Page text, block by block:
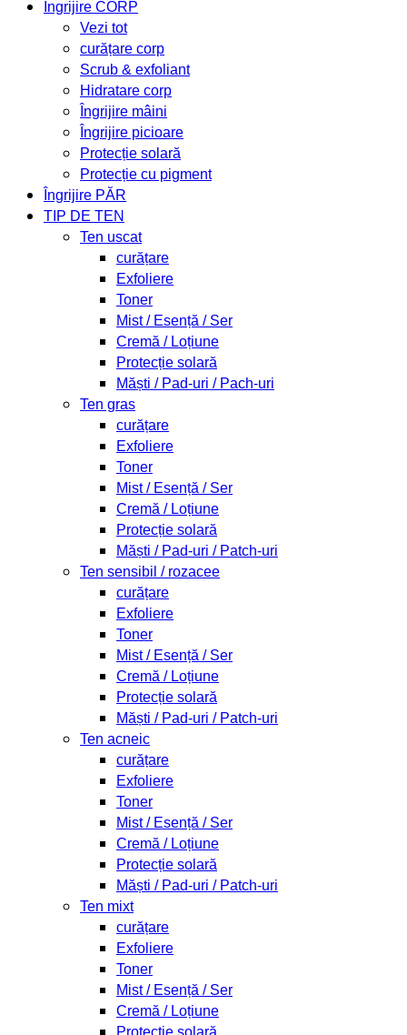
Îngrijire CORP
Vezi tot
curățare corp
Scrub & exfoliant
Hidratare corp
Îngrijire mâini
Îngrijire picioare
Protecție solară
Protecție cu pigment
Îngrijire PĂR
TIP DE TEN
Ten uscat
curățare
Exfoliere
Toner
Mist / Esență / Ser
Cremă / Loțiune
Protecție solară
Măști / Pad-uri / Pach-uri
Ten gras
curățare
Exfoliere
Toner
Mist / Esență / Ser
Cremă / Loțiune
Protecție solară
Măști / Pad-uri / Patch-uri
Ten sensibil / rozacee
curățare
Exfoliere
Toner
Mist / Esență / Ser
Cremă / Loțiune
Protecție solară
Măști / Pad-uri / Patch-uri
Ten acneic
curățare
Exfoliere
Toner
Mist / Esență / Ser
Cremă / Loțiune
Protecție solară
Măști / Pad-uri / Patch-uri
Ten mixt
curățare
Exfoliere
Toner
Mist / Esență / Ser
Cremă / Loțiune
Protecție solară